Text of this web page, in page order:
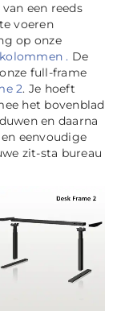
een reeds
voeren
op onze
. De
full-frame
2. Je hoeft
het bovenblad
en daarna
eenvoudige
zit-sta bureau